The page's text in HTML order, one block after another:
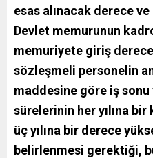
esas alınacak derece
Devlet memurunun
memuriyete giriş
sözleşmeli personelin
maddesine göre iş
sürelerinin her yılına
üç yılına bir derece
belirlenmesi gerektiği,